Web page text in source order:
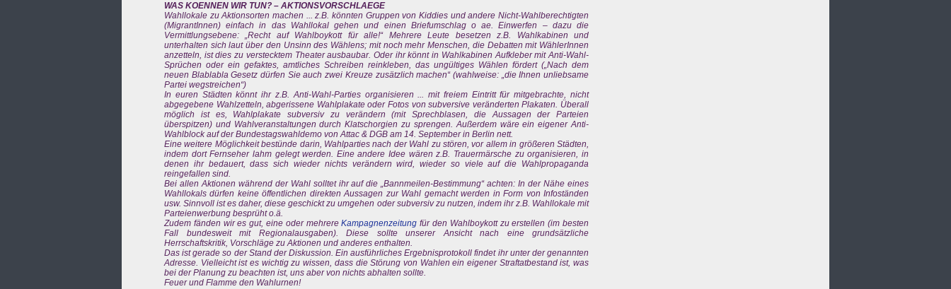
WAS KOENNEN WIR TUN? – AKTIONSVORSCHLAEGE
Wahllokale zu Aktionsorten machen ... z.B. könnten Gruppen von Kiddies und andere Nicht-Wahlberechtigten
(MigrantInnen) einfach in das Wahllokal gehen und einen Briefumschlag o ae. Einwerfen – dazu die
Vermittlungsebene: „Recht auf Wahlboykott für alle!“ Mehrere Leute besetzen z.B. Wahlkabinen und
unterhalten sich laut über den Unsinn des Wählens; mit noch mehr Menschen, die Debatten mit WählerInnen
anzetteln, ist dies zu verstecktem Theater ausbaubar. Oder ihr könnt in Wahlkabinen Aufkleber mit Anti-Wahl-
Sprüchen oder ein gefaktes, amtliches Schreiben reinkleben, das ungültiges Wählen fördert („Nach dem
neuen Blablabla Gesetz dürfen Sie auch zwei Kreuze zusätzlich machen“ (wahlweise: „die Ihnen unliebsame
Partei wegstreichen“)
In euren Städten könnt ihr z.B. Anti-Wahl-Parties organisieren ... mit freiem Eintritt für mitgebrachte, nicht
abgegebene Wahlzetteln, abgerissene Wahlplakate oder Fotos von subversive veränderten Plakaten. Überall
möglich ist es, Wahlplakate subversiv zu verändern (mit Sprechblasen, die Aussagen der Parteien
überspitzen) und Wahlveranstaltungen durch Klatschorgien zu sprengen. Außerdem wäre ein eigener Anti-
Wahlblock auf der Bundestagswahldemo von Attac & DGB am 14. September in Berlin nett.
Eine weitere Möglichkeit bestünde darin, Wahlparties nach der Wahl zu stören, vor allem in größeren Städten,
indem dort Fernseher lahm gelegt werden. Eine andere Idee wären z.B. Trauermärsche zu organisieren, in
denen ihr bedauert, dass sich wieder nichts verändern wird, wieder so viele auf die Wahlpropaganda
reingefallen sind.
Bei allen Aktionen während der Wahl solltet ihr auf die „Bannmeilen-Bestimmung“ achten: In der Nähe eines
Wahllokals dürfen keine öffentlichen direkten Aussagen zur Wahl gemacht werden in Form von Infoständen
usw. Sinnvoll ist es daher, diese geschickt zu umgehen oder subversiv zu nutzen, indem ihr z.B. Wahllokale mit
Parteienwerbung besprüht o.ä.
Zudem fänden wir es gut, eine oder mehrereKampagnenzeitung für den Wahlboykott zu erstellen (im besten
Fall bundesweit mit Regionalausgaben). Diese sollte unserer Ansicht nach eine grundsätzliche
Herrschaftskritik, Vorschläge zu Aktionen und anderes enthalten.
Das ist gerade so der Stand der Diskussion. Ein ausführliches Ergebnisprotokoll findet ihr unter der genannten
Adresse. Vielleicht ist es wichtig zu wissen, dass die Störung von Wahlen ein eigener Straftatbestand ist, was
bei der Planung zu beachten ist, uns aber von nichts abhalten sollte.
Feuer und Flamme den Wahlurnen!